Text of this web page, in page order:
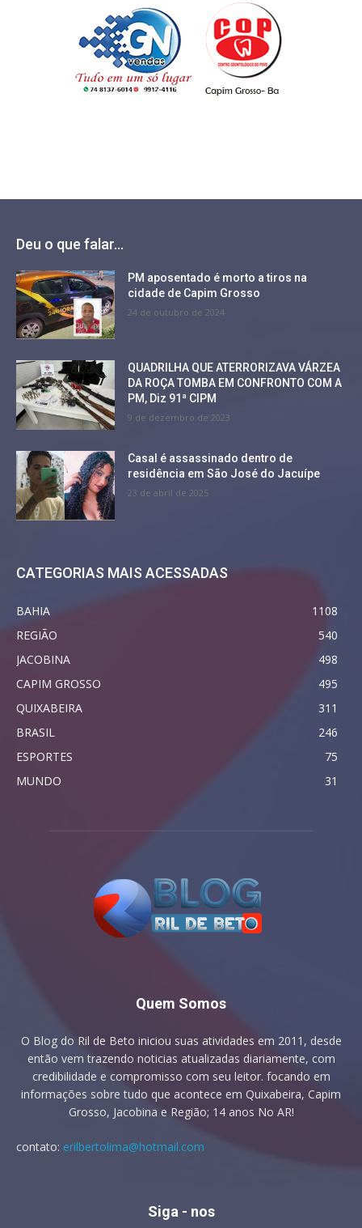
Deu o que falar...
PM aposentado é morto a tiros na
cidade de Capim Grosso
24 de outubro de 2024
QUADRILHA QUE ATERRORIZAVA VÁRZEA
DA ROÇA TOMBA EM CONFRONTO COM A
PM, Diz 91ª CIPM
9 de dezembro de 2023
Casal é assassinado dentro de
residência em São José do Jacuípe
23 de abril de 2025
CATEGORIAS MAIS ACESSADAS
BAHIA
1108
REGIÃO
540
JACOBINA
498
CAPIM GROSSO
495
QUIXABEIRA
311
BRASIL
246
ESPORTES
75
MUNDO
31
Quem Somos
O Blog do Ril de Beto iniciou suas atividades em 2011, desde
então vem trazendo noticias atualizadas diariamente, com
credibilidade e compromisso com seu leitor. focando em
informações sobre tudo que acontece em Quixabeira, Capim
Grosso, Jacobina e Região; 14 anos No AR!
contato: erilbertolima@hotmail.com
Siga - nos